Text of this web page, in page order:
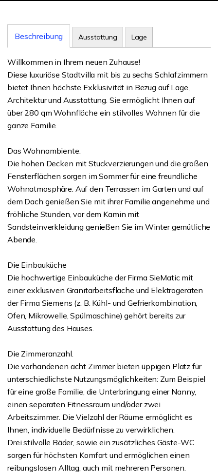
Beschreibung Ausstattung Lage
Willkommen in Ihrem neuen Zuhause!
Diese luxuriöse Stadtvilla mit bis zu sechs Schlafzimmern
bietet Ihnen höchste Exklusivität in Bezug auf Lage,
Architektur und Ausstattung. Sie ermöglicht Ihnen auf
über 280 qm Wohnfläche ein stilvolles Wohnen für die
ganze Familie.
Das Wohnambiente.
Die hohen Decken mit Stuckverzierungen und die großen
Fensterflächen sorgen im Sommer für eine freundliche
Wohnatmosphäre. Auf den Terrassen im Garten und auf
dem Dach genießen Sie mit ihrer Familie angenehme und
fröhliche Stunden, vor dem Kamin mit
Sandsteinverkleidung genießen Sie im Winter gemütliche
Abende.
Die Einbauküche
Die hochwertige Einbauküche der Firma SieMatic mit
einer exklusiven Granitarbeitsfläche und Elektrogeräten
der Firma Siemens (z. B. Kühl- und Gefrierkombination,
Ofen, Mikrowelle, Spülmaschine) gehört bereits zur
Ausstattung des Hauses.
Die Zimmeranzahl.
Die vorhandenen acht Zimmer bieten üppigen Platz für
unterschiedlichste Nutzungsmöglichkeiten: Zum Beispiel
für eine große Familie, die Unterbringung einer Nanny,
einen separaten Fitnessraum und/oder zwei
Arbeitszimmer. Die Vielzahl der Räume ermöglicht es
Ihnen, individuelle Bedürfnisse zu verwirklichen.
Drei stilvolle Bäder, sowie ein zusätzliches Gäste-WC
sorgen für höchsten Komfort und ermöglichen einen
reibungslosen Alltag, auch mit mehreren Personen.